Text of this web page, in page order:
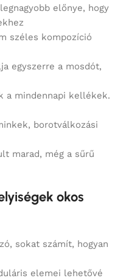
előnye, hogy
széles kompozíció
egyszerre a mosdót,
a mindennapi kellékek.
borotválkozási
marad, még a sűrű
okos
sokat számít, hogyan
elemei lehetővé